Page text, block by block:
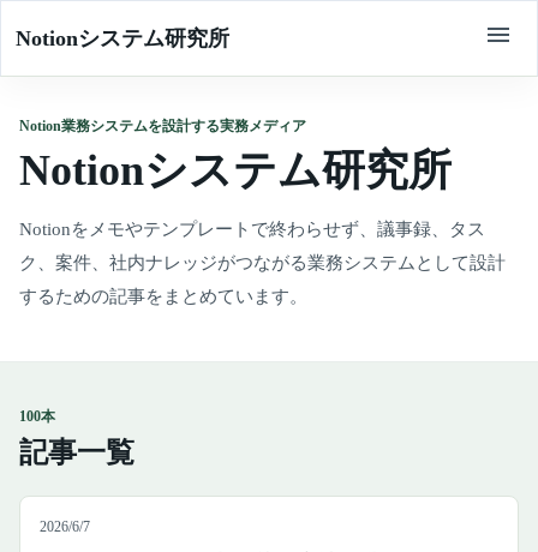
Notionシステム研究所
Notion業務システムを設計する実務メディア
Notionシステム研究所
Notionをメモやテンプレートで終わらせず、議事録、タス
ク、案件、社内ナレッジがつながる業務システムとして設計
するための記事をまとめています。
100本
記事一覧
2026/6/7